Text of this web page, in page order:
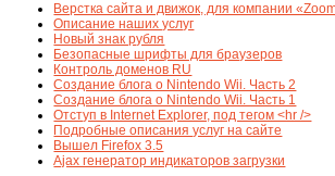
Верстка сайта и движок, для компании
Описание наших услуг
Новый знак рубля
Безопасные шрифты для браузеров
Контроль доменов RU
Создание блога о Nintendo Wii. Часть 2
Создание блога о Nintendo Wii. Часть 1
Отступ в Internet Explorer, под тегом <hr />
Подробные описания услуг на сайте
Вышел Firefox 3.5
Ajax генератор индикаторов загрузки